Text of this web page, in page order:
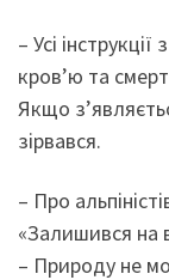
– Усі
кров’ю та
Якщо
зірвався.
– Про
«Залишився на
– Природу не